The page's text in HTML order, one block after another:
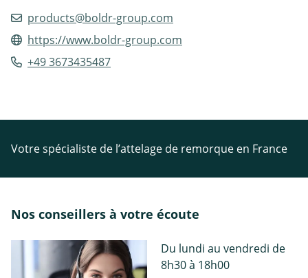
products@boldr-group.com
https://www.boldr-group.com
+49 3673435487
Votre spécialiste de l’attelage de remorque en France
Nos conseillers à votre écoute
Du lundi au vendredi de
8h30 à 18h00